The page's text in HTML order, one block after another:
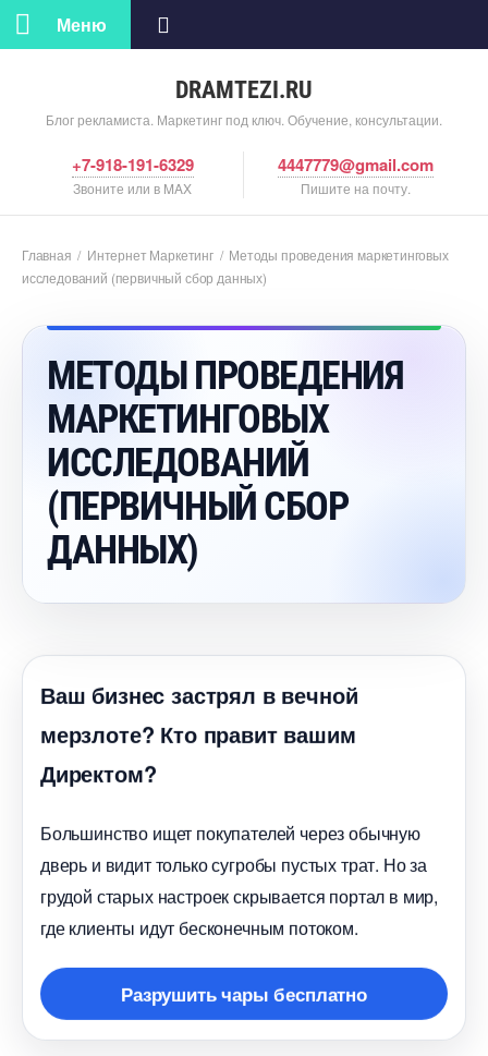
DRAMTEZI.RU
Блог рекламиста. Маркетинг под ключ. Обучение, консультации.
Меню
+7-918-191-6329
Звоните или в MAX
4447779@gmail.com
Пишите на почту.
Главная / Интернет Маркетин/ Методы проведения маркетинговых
исследований (первичный сбор данных)
МЕТОДЫ ПРОВЕДЕНИЯ
МАРКЕТИНГОВЫХ
ИССЛЕДОВАНИЙ
(ПЕРВИЧНЫЙ СБОР
ДАННЫХ)
аш бизнес застрял в вечной
мерзлоте? Кто правит вашим
Директом?
Большинство ищет покупателей через обычную
дверь и видит только сугробы пустых трат. Но за
рудой старых настроек скрывается портал в мир,
де клиенты идут бесконечным потоком.
Разрушить чары бесплатно